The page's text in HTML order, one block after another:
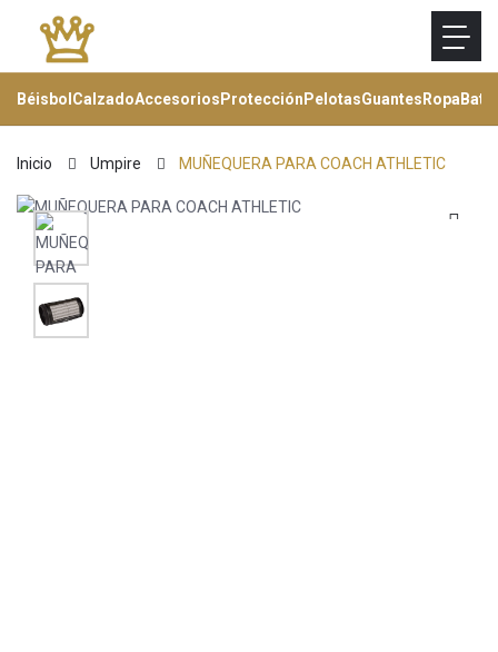
Béisbol CalzadoAccesorios Protección PelotasGuantes Ropa Bats
Inicio Umpire MUÑEQUERA PARA COACH ATHLETIC